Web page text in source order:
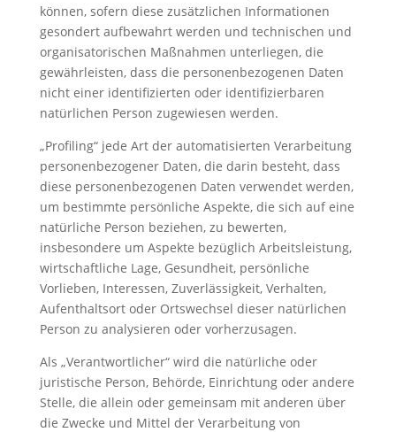
können, sofern diese zusätzlichen Informationen
gesondert aufbewahrt werden und technischen und
organisatorischen Maßnahmen unterliegen, die
gewährleisten, dass die personenbezogenen Daten
nicht einer identifizierten oder identifizierbaren
natürlichen Person zugewiesen werden.
„Profiling“ jede Art der automatisierten Verarbeitung
personenbezogener Daten, die darin besteht, dass
diese personenbezogenen Daten verwendet werden,
um bestimmte persönliche Aspekte, die sich auf eine
natürliche Person beziehen, zu bewerten,
insbesondere um Aspekte bezüglich Arbeitsleistung,
wirtschaftliche Lage, Gesundheit, persönliche
Vorlieben, Interessen, Zuverlässigkeit, Verhalten,
Aufenthaltsort oder Ortswechsel dieser natürlichen
Person zu analysieren oder vorherzusagen.
Als „Verantwortlicher“ wird die natürliche oder
juristische Person, Behörde, Einrichtung oder andere
Stelle, die allein oder gemeinsam mit anderen über
die Zwecke und Mittel der Verarbeitung von